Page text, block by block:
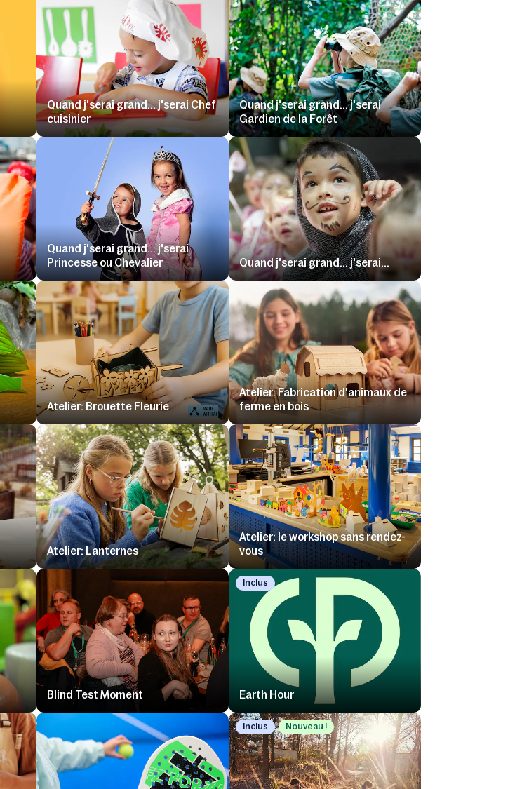
Quand j'serai grand... j'serai Chef
cuisinier
Quand j'serai grand... j'serai
Gardien de la Forêt
Quand j'serai grand... j'serai
Princesse ou Chevalier
Quand j'serai grand... j'serai...
Atelier: Brouette Fleurie
Atelier: Fabrication d'animaux de
ferme en bois
Atelier: Lanternes
Atelier: le workshop sans rendez-
vous
Blind Test Moment
Inclus
Earth Hour
Inclus Nouveau !